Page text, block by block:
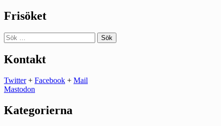
Frisöket
Sök
efter:
Kontakt
Twitter+ Facebook + Mail
Mastodon
Kategorierna